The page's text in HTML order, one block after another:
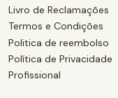
Livro de Reclamações
Termos e Condições
Politica de reembolso
Política de Privacidade
Profissional